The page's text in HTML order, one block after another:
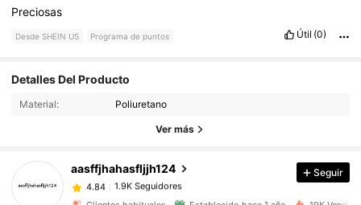
Preciosas
Desde SHEIN US Programa de puntos Útil (0)
Detalles Del Producto
Material: Poliuretano
Ver más
aasffjhahasfljjh124
4.84 1.9K Seguidores
1.9K Seguidores
4.84
1.9K Seguidores
c***7
pagóHace 1 día
Seguir